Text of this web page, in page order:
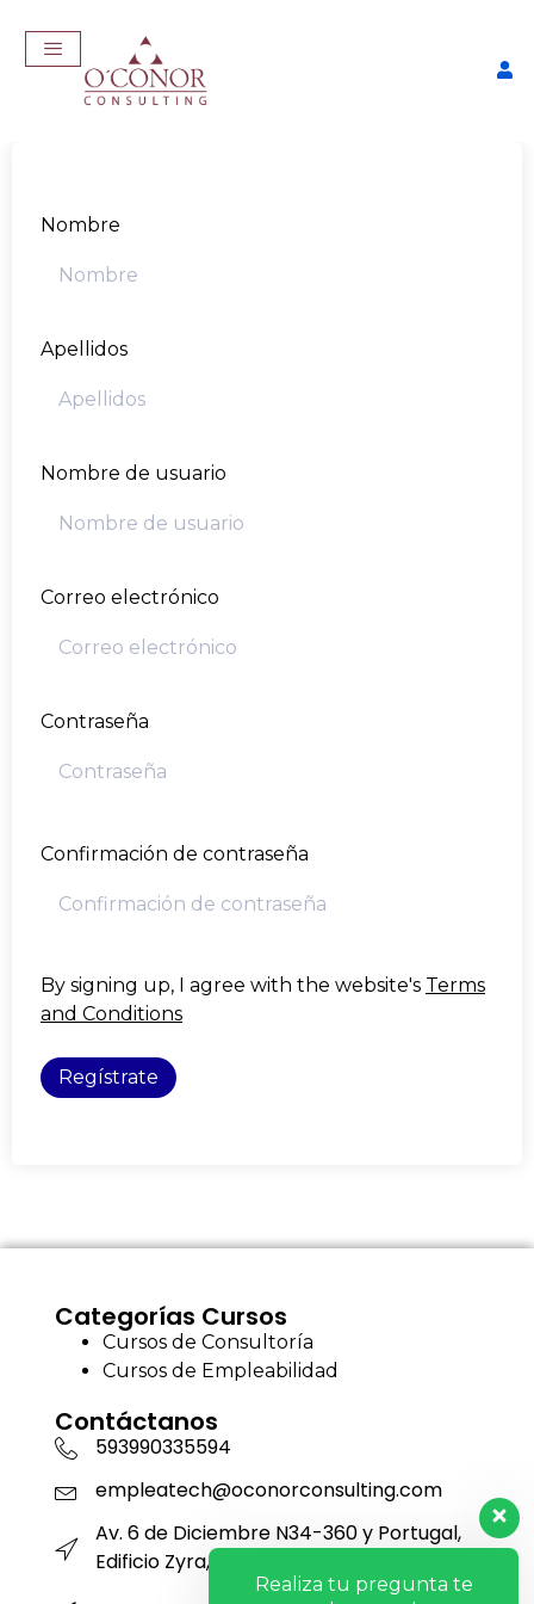
Nombre
Apellidos
Nombre de usuario
Correo electrónico
Contraseña
Confirmación de contraseña
By signing up, I agree with the website's Terms
and Conditions
Regístrate
Categorías Cursos
Cursos de Consultoría
Cursos de Empleabilidad
Contáctanos
593990335594
empleatech@oconorconsulting.com
Av. 6 de Diciembre N34-360 y Portugal,
Edificio Zyra, Piso 12, Oficina 1201
Realiza tu pregunta te